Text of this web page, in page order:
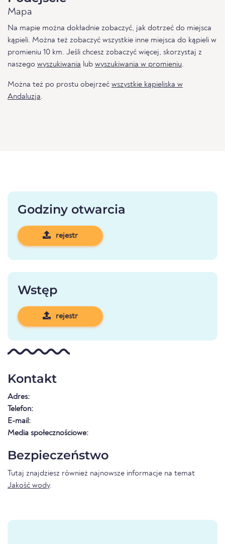
Mapa
Na mapie można dokładnie zobaczyć, jak dotrzeć do miejsca
kąpieli. Można też zobaczyć wszystkie inne miejsca do kąpieli w
promieniu 10 km. Jeśli chcesz zobaczyć więcej, skorzystaj z
naszego wyszukiwania lub wyszukiwania w promieniu.
Można też po prostu obejrzeć wszystkie kąpieliska w
Andaluzja.
Godziny otwarcia
rejestr
Wstęp
rejestr
Kontakt
Adres:
Telefon:
E-mail:
Media społecznościowe:
Bezpieczeństwo
Tutaj znajdziesz również najnowsze informacje na temat
Jakość wody.